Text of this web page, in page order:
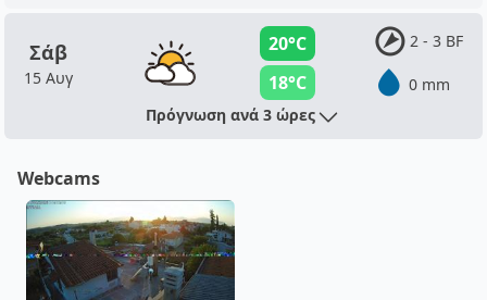
Σάβ
15 Αυγ
20°C
18°C
2 - 3 BF
0 mm
Πρόγνωση ανά 3 ώρες
Webcams